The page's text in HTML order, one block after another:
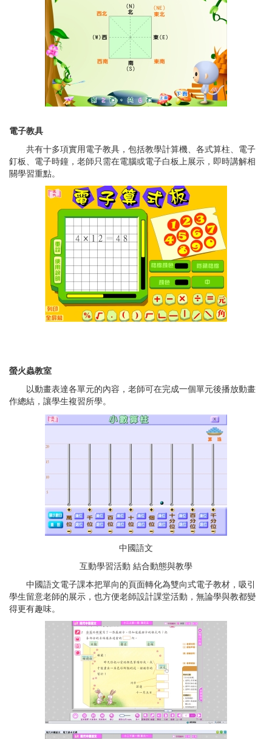
電子教具
共有十多項實用電子教具，包括教學計算機、各式算柱、電子
釘板、電子時鐘，老師只需在電腦或電子白板上展示，即時講解相
關學習重點。
螢火蟲教室
以動畫表達各單元的內容，老師可在完成一個單元後播放動畫
作總結，讓學生複習所學。
中國語文
互動學習活動 結合動態與教學
中國語文電子課本把單向的頁面轉化為雙向式電子教材，吸引
學生留意老師的展示，也方便老師設計課堂活動，無論學與教都變
得更有趣味。